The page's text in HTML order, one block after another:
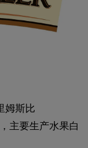
姆斯比
主要生产水果白